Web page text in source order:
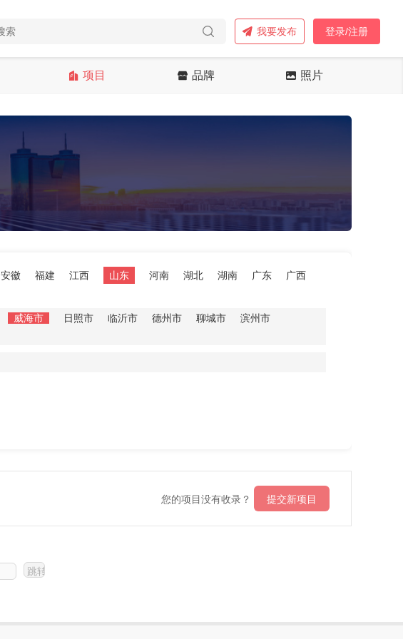
我要发布 登录/注册
项目 品牌 照片
安徽 福建 江西 山东 河南 湖北 湖南 广东
广西
威海市 日照市 临沂市 德州市 聊城市
滨州市
您的项目没有收录？ 提交新项目